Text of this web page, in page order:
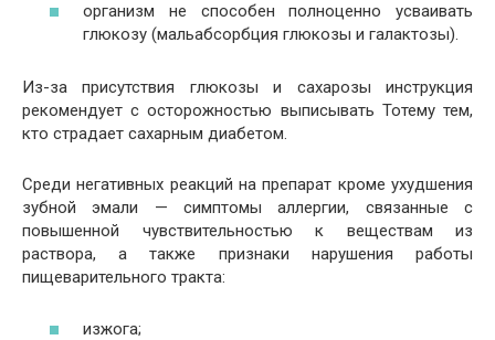
организм не способен полноценно усваивать
глюкозу (мальабсорбция глюкозы и галактозы).
Из-за присутствия глюкозы и сахарозы инструкция
рекомендует с осторожностью выписывать Тотему тем,
кто страдает сахарным диабетом.
Среди негативных реакций на препарат кроме ухудшения
зубной эмали — симптомы аллергии, связанные с
повышенной чувствительностью к веществам из
раствора, а также признаки нарушения работы
пищеварительного тракта:
изжога;